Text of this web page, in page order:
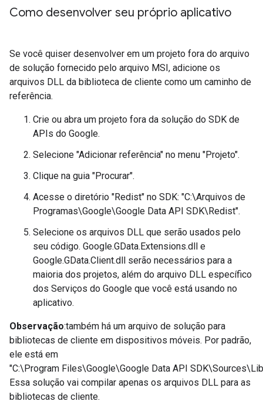
Como desenvolver seu próprio aplicativo
Se você quiser desenvolver em um projeto fora do arquivo
de solução fornecido pelo arquivo MSI, adicione os
arquivos DLL da biblioteca de cliente como um caminho de
referência.
Crie ou abra um projeto fora da solução do SDK de
APIs do Google.
Selecione "Adicionar referência" no menu "Projeto".
Clique na guia "Procurar".
Acesse o diretório "Redist" no SDK: "C:\Arquivos de
Programas\Google\Google Data API SDK\Redist".
Selecione os arquivos DLL que serão usados pelo
seu código. Google.GData.Extensions.dll e
Google.GData.Client.dll serão necessários para a
maioria dos projetos, além do arquivo DLL específico
dos Serviços do Google que você está usando no
aplicativo.
Observação:também há um arquivo de solução para
bibliotecas de cliente em dispositivos móveis. Por padrão,
ele está em
"C:\Program Files\Google\Google Data API
Essa solução vai compilar apenas os arquivos DLL para as
bibliotecas de cliente.